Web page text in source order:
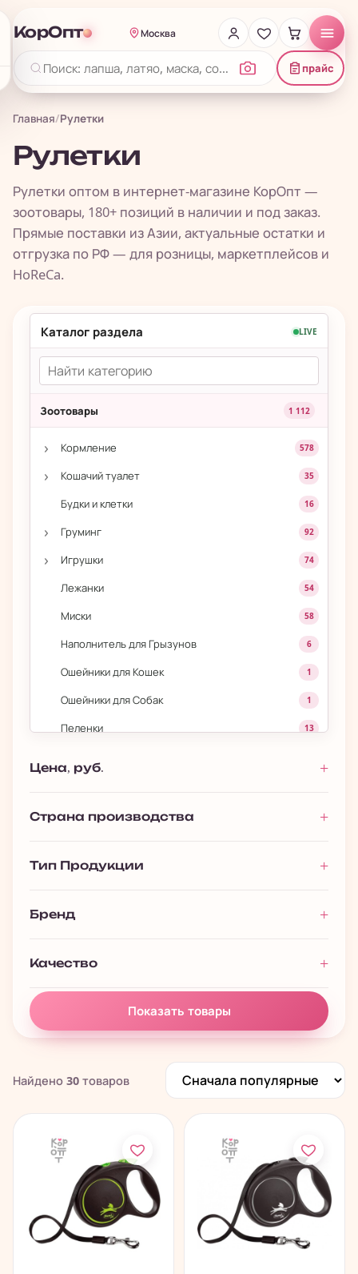
КорОпт Москва
прайс
Главная/Рулетки
Рулетки
Рулетки оптом в интернет-магазине КорОпт —
зоотовары, 180+ позиций в наличии и под заказ.
Прямые поставки из Азии, актуальные остатки и
отгрузка по РФ — для розницы, маркетплейсов и
HoReCa.
Каталог раздела LIVE
Зоотовары 1 112
› Кормление 578
› Кошачий туалет 35
Будки и клетки 16
› Груминг 92
› Игрушки 74
Лежанки 54
Миски 58
Наполнитель для Грызунов 6
Ошейники для Кошек 1
Ошейники для Собак 1
Пеленки 13
Поводки
› Аквариумистика
Цена, руб.
Страна производства
Тип Продукции
Бренд
Качество
Показать товары
Найдено 30 товаров